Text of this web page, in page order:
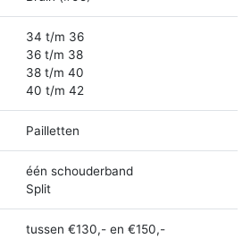
34 t/m 36
36 t/m 38
38 t/m 40
40 t/m 42
Pailletten
één schouderband
Split
tussen €130,- en €150,-